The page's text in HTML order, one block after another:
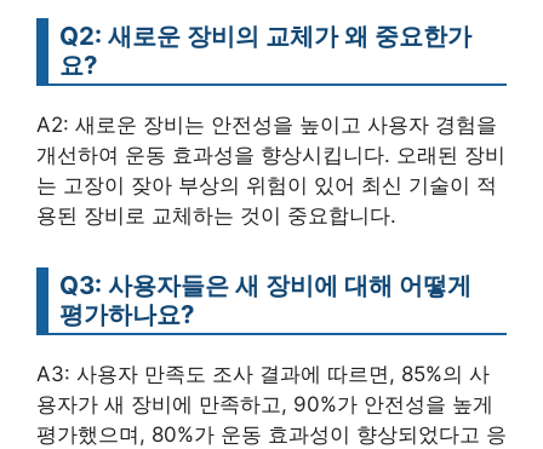
Q2: 새로운 장비의 교체가 왜 중요한가
요?
A2: 새로운 장비는 안전성을 높이고 사용자 경험을
개선하여 운동 효과성을 향상시킵니다. 오래된 장비
는 고장이 잦아 부상의 위험이 있어 최신 기술이 적
용된 장비로 교체하는 것이 중요합니다.
Q3: 사용자들은 새 장비에 대해 어떻게
평가하나요?
A3: 사용자 만족도 조사 결과에 따르면, 85%의 사
용자가 새 장비에 만족하고, 90%가 안전성을 높게
평가했으며, 80%가 운동 효과성이 향상되었다고 응